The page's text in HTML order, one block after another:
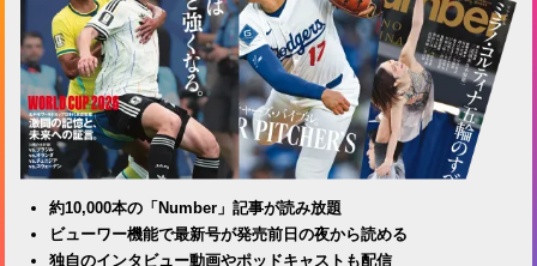
約10,000本の「Number」記事が読み放題
ビューワー機能で最新号が発売前日の夜から読める
独自のインタビュー動画やポッドキャストも配信